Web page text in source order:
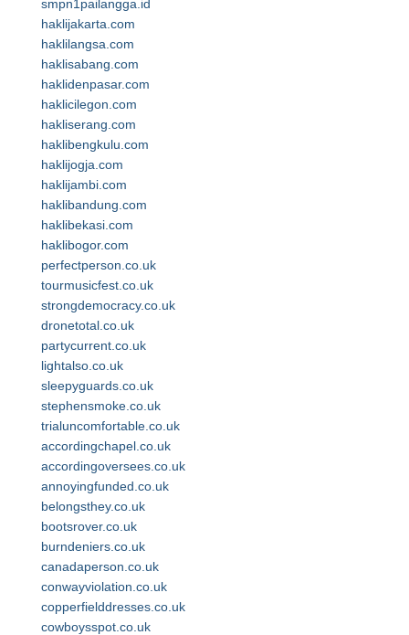
smpn1pailangga.id
haklijakarta.com
haklilangsa.com
haklisabang.com
haklidenpasar.com
haklicilegon.com
hakliserang.com
haklibengkulu.com
haklijogja.com
haklijambi.com
haklibandung.com
haklibekasi.com
haklibogor.com
perfectperson.co.uk
tourmusicfest.co.uk
strongdemocracy.co.uk
dronetotal.co.uk
partycurrent.co.uk
lightalso.co.uk
sleepyguards.co.uk
stephensmoke.co.uk
trialuncomfortable.co.uk
accordingchapel.co.uk
accordingoversees.co.uk
annoyingfunded.co.uk
belongsthey.co.uk
bootsrover.co.uk
burndeniers.co.uk
canadaperson.co.uk
conwayviolation.co.uk
copperfielddresses.co.uk
cowboysspot.co.uk